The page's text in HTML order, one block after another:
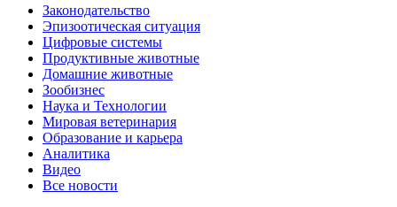
Законодательство
Эпизоотическая ситуация
Цифровые системы
Продуктивные животные
Домашние животные
Зообизнес
Наука и Технологии
Мировая ветеринария
Образование и карьера
Аналитика
Видео
Все новости